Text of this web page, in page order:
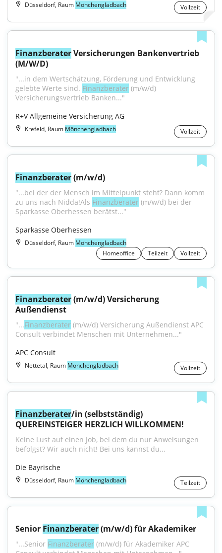
Düsseldorf, Raum Mönchengladbach Vollzeit
Finanzberater Versicherungen Bankenvertrieb
(M/W/D)
"...in dem Wertschätzung, Förderung und Entwicklung
gelebte Werte sind. Finanzberater (m/w/d)
Versicherungsvertrieb Banken..."
R+V Allgemeine Versicherung AG
Krefeld, Raum Mönchengladbach Vollzeit
Finanzberater (m/w/d)
"...bei der der Mensch im Mittelpunkt steht? Dann komm
zu uns nach Nidda!Als Finanzberater (m/w/d) bei der
Sparkasse Oberhessen berätst..."
Sparkasse Oberhessen
Düsseldorf, Raum Mönchengladbach
Homeoffice
Teilzeit Vollzeit
Finanzberater (m/w/d) Versicherung
Außendienst
"...Finanzberater (m/w/d) Versicherung Außendienst APC
Consult verbindet Menschen mit Unternehmen..."
APC Consult
Nettetal, Raum Mönchengladbach Vollzeit
Finanzberater/in (selbstständig)
QUEREINSTEIGER HERZLICH WILLKOMMEN!
Keine Lust auf einen Job, bei dem du nur Anweisungen
befolgst? Wir auch nicht! Bei uns kannst du...
Die Bayrische
Düsseldorf, Raum Mönchengladbach Teilzeit
Senior Finanzberater (m/w/d) für Akademiker
"...Senior Finanzberater (m/w/d) für Akademiker APC